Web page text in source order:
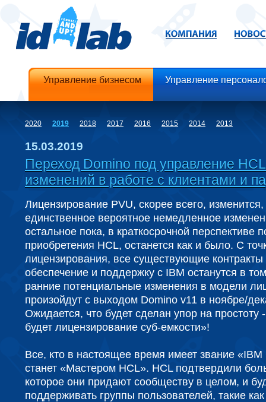
Управление бизнесом Управление
2020 2019 2018 2017 2016 2015 2014 2013
15.03.2019
Переход Domino под управление
изменений в работе с клиентами и
Лицензирование PVU, скорее всего,
единственное вероятное немедленное
остальное пока, в краткосрочной перспективе
приобретения HCL, останется как и было. С
лицензирования, все существующие
обеспечение и поддержку с IBM останутся в
ранние потенциальные изменения в модели
произойдут с выходом Domino v11 в ноябре/
Ожидается, что будет сделан упор на простоту
будет лицензирование суб-емкости»!
Все, кто в настоящее время имеет звание
станет «Мастером HCL». HCL подтвердили
которое они придают сообществу в целом, и
поддерживать группы пользователей, такие